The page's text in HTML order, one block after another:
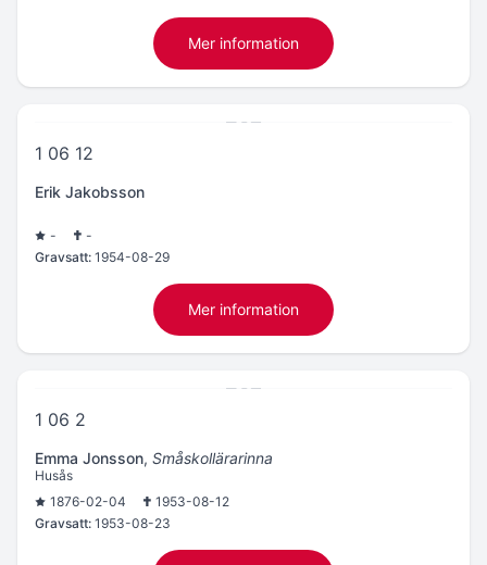
Mer information
1 06 12
Erik Jakobsson
-
-
Gravsatt: 1954-08-29
Mer information
1 06 2
Emma Jonsson, Småskollärarinna
Husås
1876-02-04
1953-08-12
Gravsatt: 1953-08-23